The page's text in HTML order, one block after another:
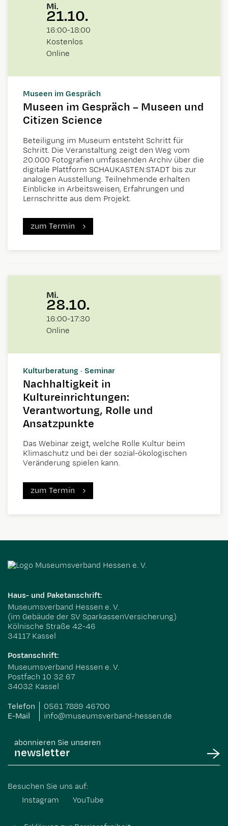
Mi.
21.10.
16:00-18:00
Kostenlos
Online
Museen im Gespräch
Museen im Gespräch – Museen und
Citizen Science
Beteiligung im Museum entsteht Schritt für
Schritt. Die Veranstaltung zeigt den Weg vom
20.000 Fotografien umfassenden Archiv über die
digitale Plattform SCHAUKASTEN:STADT bis zur
analogen Ausstellung. Teilnehmende erhalten
Einblicke in Arbeitsweisen, Erfahrungen und
Lernschritte aus dem Projekt.
zum Termin
Mi.
28.10.
16:00-17:30
Online
Kulturberatung · Seminar
Nachhaltigkeit in
Kultureinrichtungen:
Verantwortung, Rolle und
Ansatzpunkte
Das Webinar zeigt, welche Rolle Kultur beim
Klimaschutz und bei der sozial-ökologischen
Veränderung spielen kann.
zum Termin
Haus- und Paketanschrift:
Museumsverband Hessen e. V.
(im Gebäude der SV SparkassenVersicherung)
Kölnische Straße 42-46
34117 Kassel
Postanschrift:
Museumsverband Hessen e. V.
Postfach 10 32 67
34032 Kassel
Telefon
0561 7889 46700
E-Mail
info@museumsverband-hessen.de
abonnieren Sie unseren
newsletter
Besuchen Sie uns auf:
Instagram
YouTube